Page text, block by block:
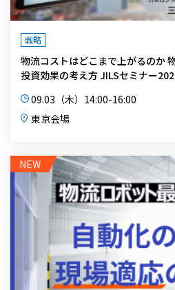
戦略
物流コストはどこまで上がるのか
投資効果の考え方 JILSセミナー
09.03（木）14:00-16:00
東京会場